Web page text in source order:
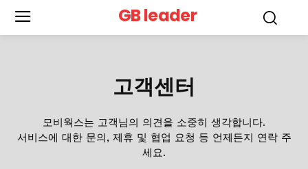
GB leader
고객센터
모비웍스는 고객님의 의견을 소중히 생각합니다.
서비스에 대한 문의, 제휴 및 협업 요청 등 언제든지 연락 주
세요.